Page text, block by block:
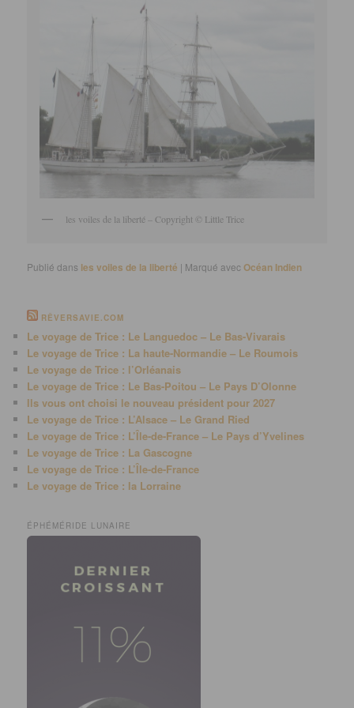
les voiles de la liberté – Copyright © Little Trice
Publié dans les voiles de la liberté | Marqué avec Océan Indien
RÊVERSAVIE.COM
Le voyage de Trice : Le Languedoc – Le Bas-Vivarais
Le voyage de Trice : La haute-Normandie – Le Roumois
Le voyage de Trice : l’Orléanais
Le voyage de Trice : Le Bas-Poitou – Le Pays D’Olonne
Ils vous ont choisi le nouveau président pour 2027
Le voyage de Trice : L’Alsace – Le Grand Ried
Le voyage de Trice : L’Île-de-France – Le Pays d’Yvelines
Le voyage de Trice : La Gascogne
Le voyage de Trice : L’Île-de-France
Le voyage de Trice : la Lorraine
ÉPHÉMÉRIDE LUNAIRE